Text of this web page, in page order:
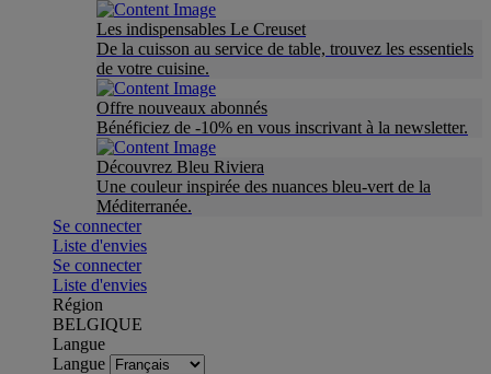
Les indispensables Le Creuset
De la cuisson au service de table, trouvez les essentiels
de votre cuisine.
Offre nouveaux abonnés
Bénéficiez de -10% en vous inscrivant à la newsletter.
Découvrez Bleu Riviera
Une couleur inspirée des nuances bleu-vert de la
Méditerranée.
Se connecter
Liste d'envies
Se connecter
Liste d'envies
Région
BELGIQUE
Langue
Langue